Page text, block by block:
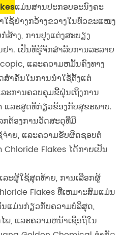
ແມ່ນສານປະກອບອະນົງຄະ
ຊ້ຢ່າງກວ້າງຂວາງໃນທົ່ວຂະແໜງ
ສ້າງ, ການປຸງແຕ່ງສະບຽງ
າ. ເປັນທີ່ຮູ້ຈັກສໍາລັບການລະລາຍ
ແລະຄວາມຫມັ້ນຄົງທາງ
ສໍາຄັນໃນການນໍາໃຊ້ຕັ້ງແຕ່
ການຄວບຄຸມຂີ້ຝຸ່ນເຖິງການ
ລະສູດທີ່ກ່ຽວຂ້ອງກັບສຸຂະພາບ.
ກຕ້ອງການວັດສະດຸທີ່ມີ
າຍ, ແລະຄວາມຮັບຜິດຊອບຕໍ່
Flakes ໄດ້ກາຍເປັນ
ະຜູ້ໃຊ້ສຸດທ້າຍ, ການເລືອກຜູ້
Flakes ທີ່ເຫມາະສົມແມ່ນ
ແມ່ນກ່ຽວກັບຄວາມບໍລິສຸດ,
ພ, ແລະຄວາມຫນ້າເຊື່ອຖືໃນ